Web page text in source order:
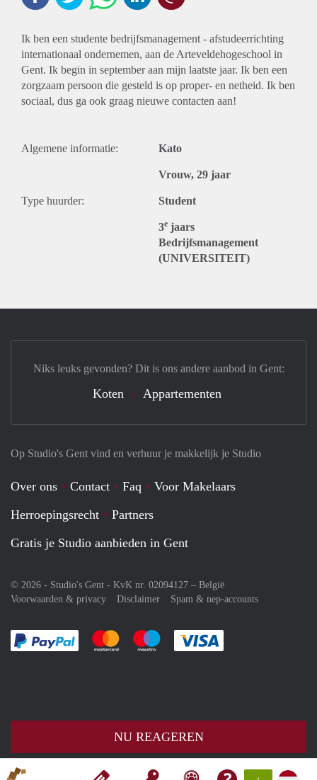
Ik ben een studente bedrijfsmanagement - afstudeerrichting
internationaal ondernemen, aan de Arteveldehogeschool in
Gent. Ik begin in september aan mijn laatste jaar. Ik ben een
zorgzaam persoon die gesteld is op proper- en netheid. Ik ben
sociaal, dus ga ook graag nieuwe contacten aan!
Algemene informatie: Kato
Vrouw, 29 jaar
Type huurder: Student
3e jaars
Bedrijfsmanagement
(UNIVERSITEIT)
NU REAGEREN
Op Studio's Gent vind en verhuur je makkelijk je Studio
Over ons Contact Faq
Voor Makelaars
Herroepingsrecht
Partners
Gratis je Studio aanbieden in Gent
© 2026 - Studio's Gent - KvK nr. 02094127 – België
Voorwaarden & privacy
Disclaimer Spam & nep-accounts
Je rekent gemakkelijk af met Paypal
Je rekent gemakkelijk af met Mastercard
Je rekent gemakkelijk af met Meastro
Niks leuks gevonden? Dit is ons andere aanbod in Gent:
Koten Appartementen